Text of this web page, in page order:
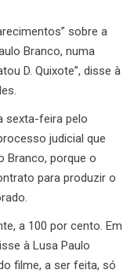
sobre a
Branco, numa
D. Quixote”, disse à
sexta-feira pelo
judicial que
Branco, porque o
para produzir o
a 100 por cento. Em
à Lusa Paulo
filme, a ser feita, só